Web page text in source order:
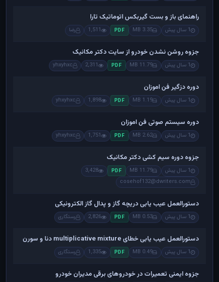
راهنمای باز و بست گیربکس اتوماتیک تارا
1 سال پیش 3.35 MB
PDF
1,511 رضا
جزوه روشن نشدن خودرو از سایت دکتر مکانیک
1 سال پیش 11.79 MB
PDF
2,311
yhxyhxc
دوره دزگیر فن اموزان
1 سال پیش 1.19 MB
PDF
1,898
yhxyhxc
دوره سیستم صوتی فن اموزان
1 سال پیش 2.62 MB
PDF
1,751
yhxyhxc
جزوه دوره سیم کشی دکتر مکانیک
1 سال پیش 11.79 MB
PDF
3,428
cosehof132@dwriters.com
دستورالعمل عیب یابی دریچه گاز و پدال گاز الکترونیکی
1 سال پیش 0.53 MB
PDF
2,826 رستگاری
دستورالعمل عیب یابی خطای multiplicative mixture دنا و سورن
1 سال پیش 0.49 MB
PDF
1,335 رستگاری
جزوه ایمنی تعمیرات در خودروهای برقی مدیران خودرو